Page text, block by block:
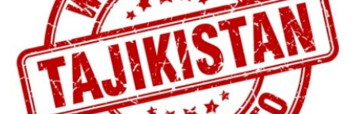
ELIFBE
УКРАИНСКАЯ ПРОБЛЕМА КРЫМА
Все сайты RFE/RL